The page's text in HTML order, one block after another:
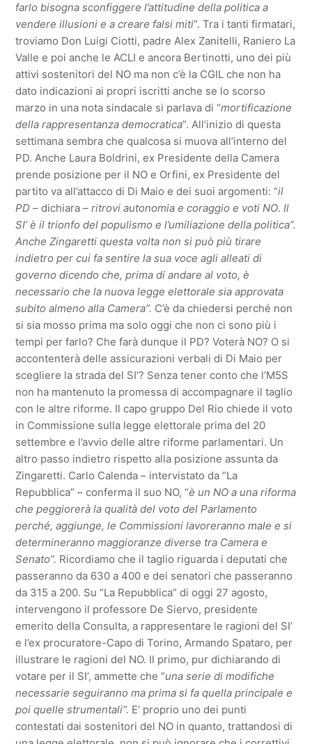
farlo bisogna sconfiggere l’attitudine della politica a
vendere illusioni e a creare falsi miti”. Tra i tanti firmatari,
troviamo Don Luigi Ciotti, padre Alex Zanitelli, Raniero La
Valle e poi anche le ACLI e ancora Bertinotti, uno dei più
attivi sostenitori del NO ma non c’è la CGIL che non ha
dato indicazioni ai propri iscritti anche se lo scorso
marzo in una nota sindacale si parlava di “mortificazione
della rappresentanza democratica”. All’inizio di questa
settimana sembra che qualcosa si muova all’interno del
PD. Anche Laura Boldrini, ex Presidente della Camera
prende posizione per il NO e Orfini, ex Presidente del
partito va all’attacco di Di Maio e dei suoi argomenti: “il
PD – dichiara –ritrovi autonomia e coraggio e voti NO.Il
SI’ è il trionfo del populismo e l’umiliazione della politica”.
Anche Zingaretti questa volta non si può più tirare
indietro per cui fa sentire la sua voce agli alleati di
governo dicendo che, prima di andare al voto, è
necessario che la nuova legge elettorale sia approvata
subito almeno alla Camera”. C’è da chiedersi perché non
si sia mosso prima ma solo oggi che non ci sono più i
tempi per farlo? Che farà dunque il PD? Voterà NO? O si
accontenterà delle assicurazioni verbali di Di Maio per
scegliere la strada del SI’? Senza tener conto che l’M5S
non ha mantenuto la promessa di accompagnare il taglio
con le altre riforme. Il capo gruppo Del Rio chiede il voto
in Commissione sulla legge elettorale prima del 20
settembre e l’avvio delle altre riforme parlamentari. Un
altro passo indietro rispetto alla posizione assunta da
Zingaretti. Carlo Calenda – intervistato da “La
Repubblica” – conferma il suo NO, “è un NO a una riforma
che peggiorerà la qualità del voto del Parlamento
perché, aggiunge, le Commissioni lavoreranno male e si
determineranno maggioranze diverse tra Camera e
Senato”. Ricordiamo che il taglio riguarda i deputati che
passeranno da 630 a 400 e dei senatori che passeranno
da 315 a 200. Su “La Repubblica” di oggi 27 agosto,
intervengono il professore De Siervo, presidente
emerito della Consulta, a rappresentare le ragioni del SI’
e l’ex procuratore-Capo di Torino, Armando Spataro, per
illustrare le ragioni del NO. Il primo, pur dichiarando di
votare per il SI’, ammette che “una serie di modifiche
necessarie seguiranno ma prima si fa quella principale e
poi quelle strumentali”. E’ proprio uno dei punti
contestati dai sostenitori del NO in quanto, trattandosi di